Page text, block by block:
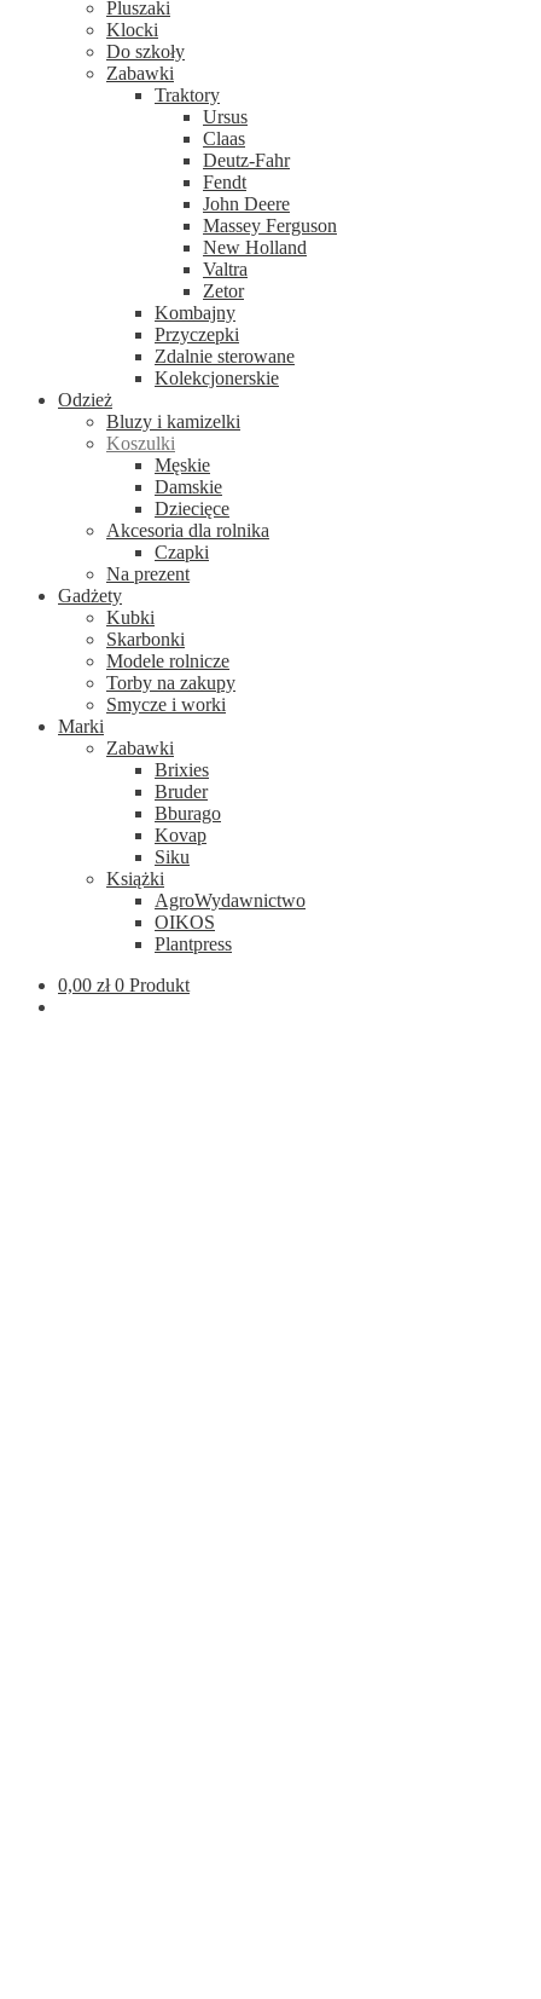
Pluszaki
Klocki
Do szkoły
Zabawki
Traktory
Ursus
Claas
Deutz-Fahr
Fendt
John Deere
Massey Ferguson
New Holland
Valtra
Zetor
Kombajny
Przyczepki
Zdalnie sterowane
Kolekcjonerskie
Odzież
Bluzy i kamizelki
Koszulki
Męskie
Damskie
Dziecięce
Akcesoria dla rolnika
Czapki
Na prezent
Gadżety
Kubki
Skarbonki
Modele rolnicze
Torby na zakupy
Smycze i worki
Marki
Zabawki
Brixies
Bruder
Bburago
Kovap
Siku
Książki
AgroWydawnictwo
OIKOS
Plantpress
0,00 zł 0 Produkt